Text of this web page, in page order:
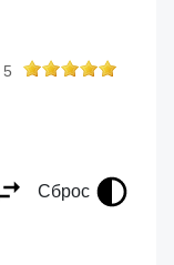
5
Сброс